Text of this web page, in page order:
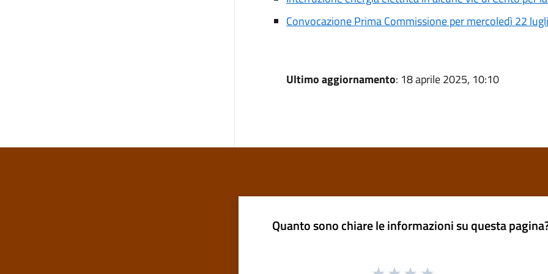
Convocazione Prima Commissione per mercoledì 22
Ultimo aggiornamento: 18 aprile 2025, 10:10
Quanto sono chiare le informazioni su questa